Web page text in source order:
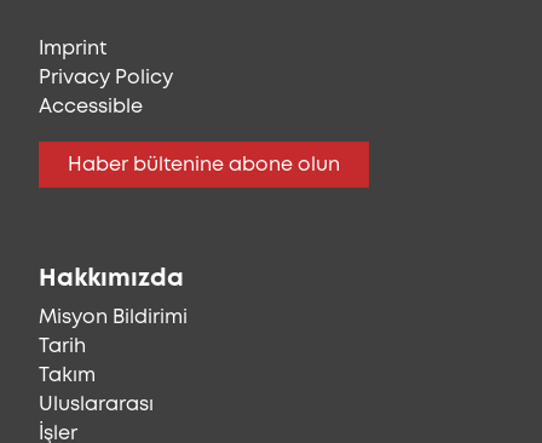
Imprint
Privacy Policy
Accessible
Haber bültenine abone olun
Hakkımızda
Misyon Bildirimi
Tarih
Takım
Uluslararası
İşler